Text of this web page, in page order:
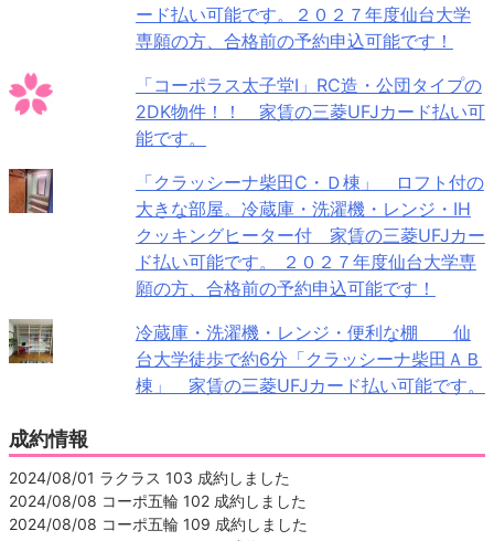
ード払い可能です。２０２７年度仙台大学
専願の方、合格前の予約申込可能です！
「コーポラス太子堂Ⅰ」RC造・公団タイプの
2DK物件！！ 家賃の三菱UFJカード払い可
能です。
「クラッシーナ柴田C・Ｄ棟」 ロフト付の
大きな部屋。冷蔵庫・洗濯機・レンジ・IH
クッキングヒーター付 家賃の三菱UFJカー
ド払い可能です。 ２０２７年度仙台大学専
願の方、合格前の予約申込可能です！
冷蔵庫・洗濯機・レンジ・便利な棚 仙
台大学徒歩で約6分「クラッシーナ柴田ＡＢ
棟」 家賃の三菱UFJカード払い可能です。
成約情報
2024/08/01 ラクラス 103 成約しました
2024/08/08 コーポ五輪 102 成約しました
2024/08/08 コーポ五輪 109 成約しました